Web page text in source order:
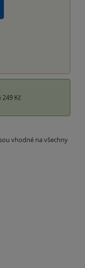
Kč
vhodné na všechny